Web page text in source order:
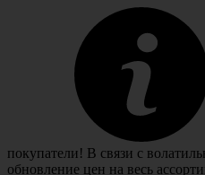
покупатели! В связи с
обновление цен на весь